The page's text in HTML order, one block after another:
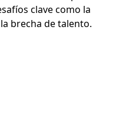
clave como la
brecha de talento.